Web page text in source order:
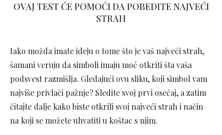
OVAJ TEST ĆE POMOĆI DA POBEDITE NAJVEĆI
STRAH
Iako možda imate ideju o tome što je vaš najveći strah,
šamani veruju da simboli imaju moć otkriti šta vaša
podsvest razmišlja. Gledajući ovu sliku, koji simbol vam
najviše privlači pažnje? Sledite svoj prvi osećaj, a zatim
čitajte dalje kako biste otkrili svoj najveći strah i način
na koji se možete uhvatiti u koštac s njim.